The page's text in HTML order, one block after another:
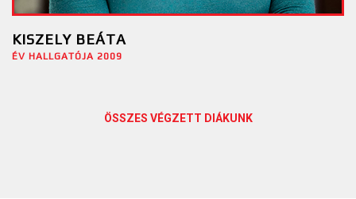
KISZELY BEÁTA
ÉV HALLGATÓJA 2009
ÖSSZES VÉGZETT DIÁKUNK